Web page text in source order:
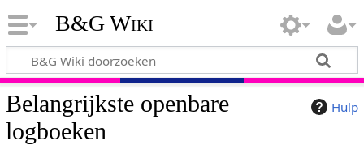
B&G Wiki
Hulp
Belangrijkste openbare
logboeken